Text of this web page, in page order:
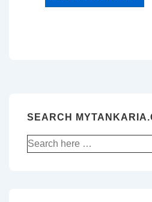
SEARCH
Search
for: